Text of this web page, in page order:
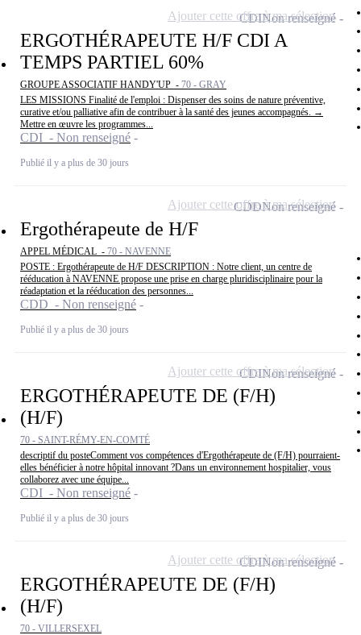
ERGOTHÉRAPEUTE H/F CDI A
TEMPS PARTIEL 60%
GROUPE ASSOCIATIF HANDY'UP - 70 - GRAY
LES MISSIONS Finalité de l'emploi : Dispenser des soins de nature préventive,
curative et/ou palliative afin de contribuer à la santé des jeunes accompagnés. →
Mettre en œuvre les programmes...
CDI - Non renseigné
Publié il y a plus de 30 jours
CDINon renseigné
Ajouter cette offre à ma sélection
Ergothérapeute de H/F
APPEL MÉDICAL - 70 - NAVENNE
POSTE : Ergothérapeute de H/F DESCRIPTION : Notre client, un centre de
rééducation à NAVENNE propose une prise en charge pluridisciplinaire pour la
réadaptation et la rééducation des personnes...
CDD - Non renseigné
Publié il y a plus de 30 jours
CDDNon renseigné
Ajouter cette offre à ma sélection
ERGOTHÉRAPEUTE DE (F/H)
(H/F)
70 - SAINT-RÉMY-EN-COMTÉ
descriptif du posteComment vos compétences d'Ergothérapeute de (F/H) pourraient-
elles bénéficier à notre hôpital innovant ?Dans un environnement hospitalier, vous
collaborez avec une équipe...
CDI - Non renseigné
Publié il y a plus de 30 jours
CDINon renseigné
Ajouter cette offre à ma sélection
ERGOTHÉRAPEUTE DE (F/H)
(H/F)
70 - VILLERSEXEL
CDINon renseigné
Ajouter cette offre à ma sélection